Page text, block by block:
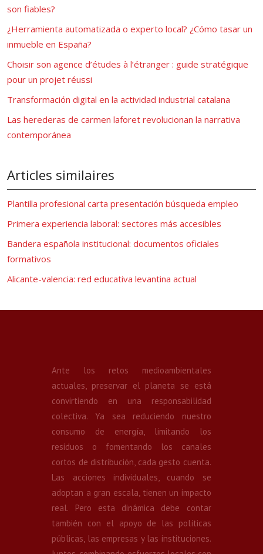
son fiables?
¿Herramienta automatizada o experto local? ¿Cómo tasar un
inmueble en España?
Choisir son agence d’études à l’étranger : guide stratégique
pour un projet réussi
Transformación digital en la actividad industrial catalana
Las herederas de carmen laforet revolucionan la narrativa
contemporánea
Articles similaires
Plantilla profesional carta presentación búsqueda empleo
Primera experiencia laboral: sectores más accesibles
Bandera española institucional: documentos oficiales
formativos
Alicante-valencia: red educativa levantina actual
Ante los retos medioambientales
actuales, preservar el planeta se está
convirtiendo en una responsabilidad
colectiva. Ya sea reduciendo nuestro
consumo de energía, limitando los
residuos o fomentando los canales
cortos de distribución, cada gesto cuenta.
Las acciones individuales, cuando se
adoptan a gran escala, tienen un impacto
real. Pero esta dinámica debe contar
también con el apoyo de las políticas
públicas, las empresas y las instituciones.